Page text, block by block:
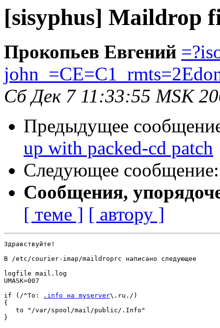
[sisyphus] Maildrop
Прокопьев Евгений
Сб Дек 7 11:33:55 MSK
Предыдущее
up with packed-cd patch
Следующее
Сообщения,
[ теме ] [ автору ]
Здравствуйте!
В /etc/courier-imap/maildroprc написано следующее
logfile mail.log
UMASK=007
if (/^To:
.info на myserver\.ru./)
{
   to "/var/spool/mail/public/.Info"
}